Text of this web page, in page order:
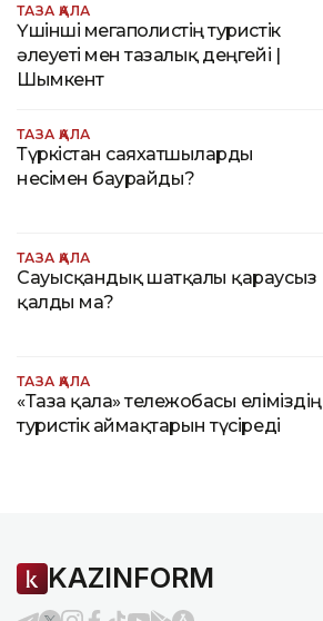
ТАЗА ҚАЛА
Үшінші мегаполистің туристік
әлеуеті мен тазалық деңгейі |
Шымкент
ТАЗА ҚАЛА
Түркістан саяхатшыларды
несімен баурайды?
ТАЗА ҚАЛА
Сауысқандық шатқалы қараусыз
қалды ма?
ТАЗА ҚАЛА
«Таза қала» тележобасы еліміздің
туристік аймақтарын түсіреді
KAZINFORM